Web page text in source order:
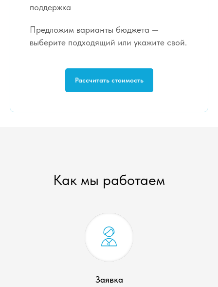
поддержка
Предложим варианты бюджета —
выберите подходящий или укажите свой.
Рассчитать стоимость
Как мы работаем
Заявка